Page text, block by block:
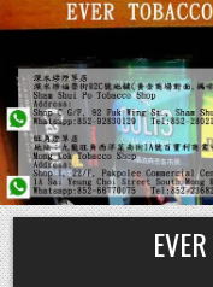
Skip
to
content